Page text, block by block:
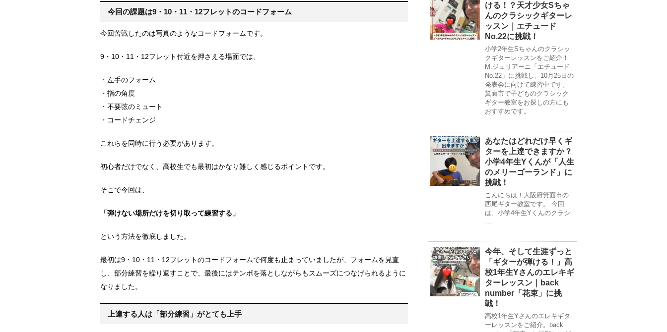
今回の課題は9・10・11・12フレットのコードフォーム
今回苦戦したのは写真のようなコードフォームです。
9・10・11・12フレット付近を押さえる場面では、
・左手のフォーム
・指の角度
・不要弦のミュート
・コードチェンジ
これらを同時に行う必要があります。
初心者だけでなく、高校生でも最初はかなり難しく感じるポイントです。
そこで今回は、
「弾けない場所だけを切り取って練習する」
という方法を徹底しました。
最初は9・10・11・12フレットのコードフォームで何度も止まっていましたが、フォームを見直
し、部分練習を繰り返すことで、最後にはテンポを落としながらもスムーズにつなげられるように
なりました。
上達する人は「部分練習」がとても上手
ける！？天才少女Sちゃ
んのクラシックギターレ
ッスン｜エチュード
No.22に挑戦！
小学2年生Sちゃんのクラシッ
クギターレッスンをご紹介！
M.ジュリアーニ「エチュード
No.22」に挑戦し、10月25日の
発表会に向けて練習中です。
箕面市で子どものクラシック
ギター教室をお探しの方にも
おすすめです。
あなたはどれだけ早くギ
ターを上達できますか？
小学4年生Yくんが「人生
のメリーゴーランド」に
挑戦！
こんにちは！大阪府箕面市の
西尾ギター教室です。 今回
は、小学4年生Yくんのクラシ
…
今年、そして生涯ずっと
「ギターが弾ける！」高
校1年生Yさんのエレキギ
ターレッスン｜back
number「花束」に挑
戦！
高校1年生Yさんのエレキギタ
ーレッスンをご紹介。back